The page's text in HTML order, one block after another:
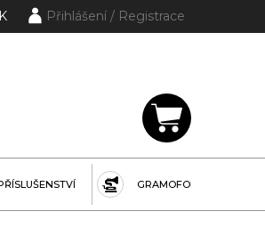
Přihlášení
NÁKUPNÍ
GRAMOFONY